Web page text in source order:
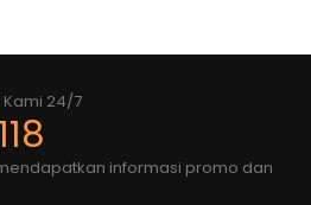
24/7
informasi promo dan